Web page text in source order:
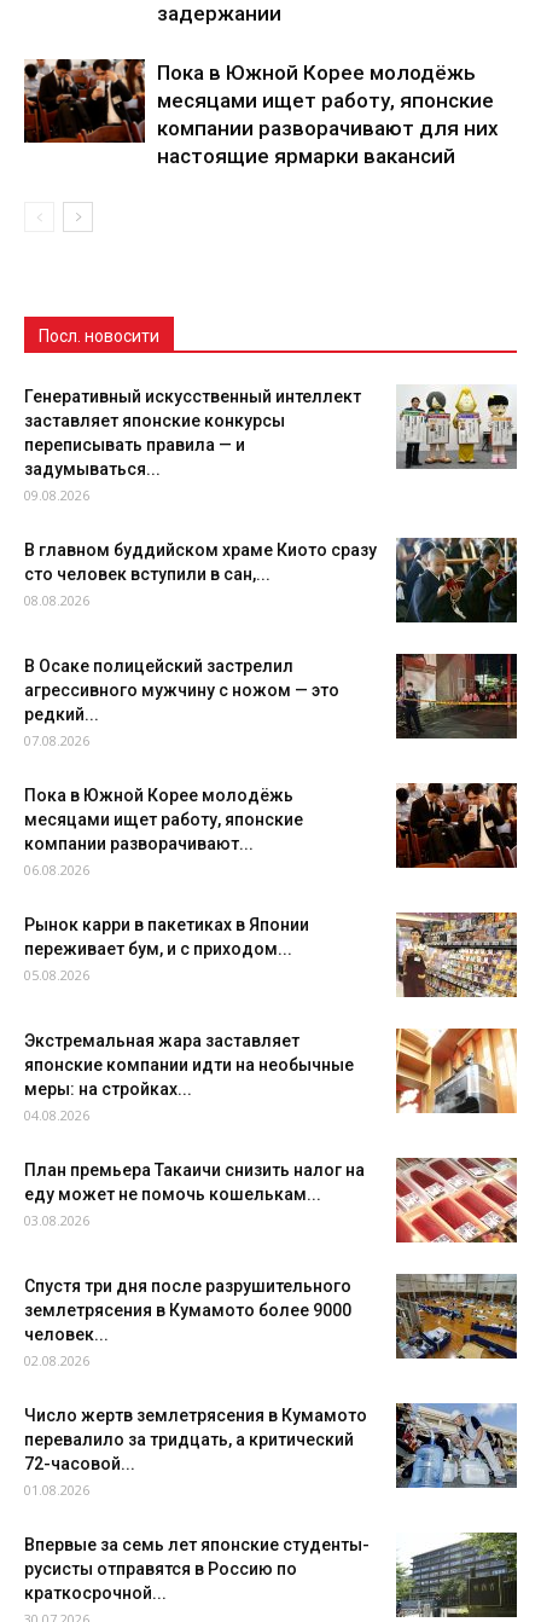
задержании
Пока в Южной Корее молодёжь
месяцами ищет работу, японские
компании разворачивают для них
настоящие ярмарки вакансий
Посл. новосити
Генеративный искусственный интеллект
заставляет японские конкурсы
переписывать правила — и
задумываться...
09.08.2026
В главном буддийском храме Киото сразу
сто человек вступили в сан,...
08.08.2026
В Осаке полицейский застрелил
агрессивного мужчину с ножом — это
редкий...
07.08.2026
Пока в Южной Корее молодёжь
месяцами ищет работу, японские
компании разворачивают...
06.08.2026
Рынок карри в пакетиках в Японии
переживает бум, и с приходом...
05.08.2026
Экстремальная жара заставляет
японские компании идти на необычные
меры: на стройках...
04.08.2026
План премьера Такаичи снизить налог на
еду может не помочь кошелькам...
03.08.2026
Спустя три дня после разрушительного
землетрясения в Кумамото более 9000
человек...
02.08.2026
Число жертв землетрясения в Кумамото
перевалило за тридцать, а критический
72-часовой...
01.08.2026
Впервые за семь лет японские студенты-
русисты отправятся в Россию по
краткосрочной...